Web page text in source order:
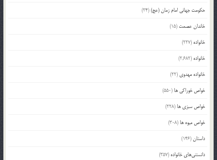
حکومت جهانی امام زمان (عج)(24)
خاندان عصمت (15)
خانواده (227)
خانواده (2,682)
خانواده مهدوی (22)
خواص خوراکی ها (550)
خواص سبزی ها (228)
خواص میوه ها (308)
داستان(146)
دانستنی‌های خانواده (357)